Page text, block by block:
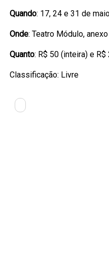
Quando: 17, 24 e 31 de
Onde: Teatro Módulo,
Quanto: R$ 50 (inteira) e R$
Classificação: Livre